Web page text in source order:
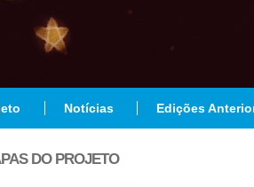
Notícias Edições
DO PROJETO